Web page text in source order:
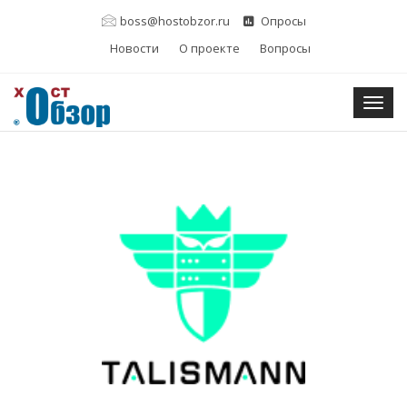
boss@hostobzor.ru
Опросы
Новости
О проекте Вопросы